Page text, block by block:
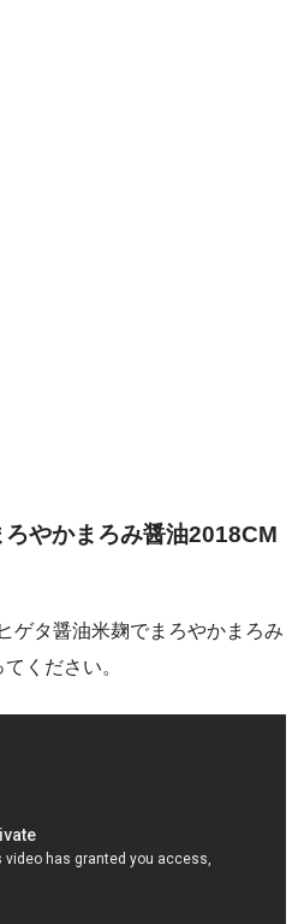
ろやかまろみ醤油2018CM
ゲタ醤油米麹でまろやかまろみ
ください。